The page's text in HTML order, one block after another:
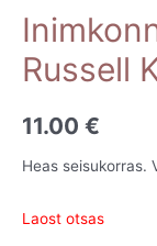
Russell
11.00 €
Heas seisukorras.
Laost otsas